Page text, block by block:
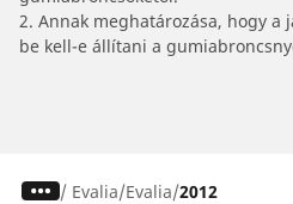
2. Annak meghatározása, hogy
be kell-e állítani a
/ Evalia Evalia 2012